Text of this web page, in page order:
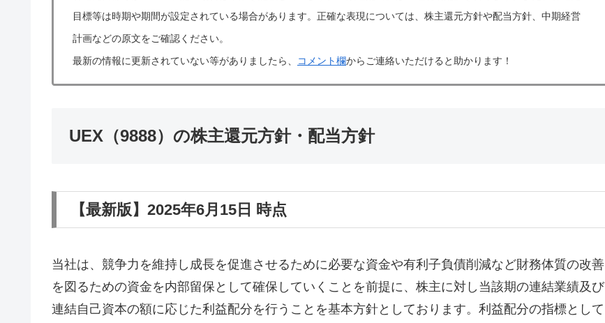
目標等は時期や期間が設定されている場合があります。正確な表現については、株主還元方針や配当方針、中期経営
計画などの原文をご確認ください。
最新の情報に更新されていない等がありましたら、
コメント欄からご連絡いただけると助かります！
UEX（9888）の株主還元方針・配当方針
【最新版】2025年6月15日 時点
当社は、競争力を維持し成長を促進させるために必要な資金や有利子負債削減など財務体質の改善
を図るための資金を内部留保として確保していくことを前提に、株主に対し当該期の連結業績及び
連結自己資本の額に応じた利益配分を行うことを基本方針としております。利益配分の指標として